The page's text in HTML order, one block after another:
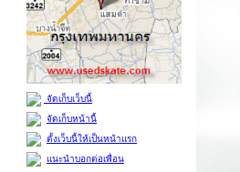
จัดเก็บเว็บนี้
จัดเก็บหน้านี้
ตั้งเว็บนี้ให้เป็นหน้าแรก
แนะนำบอกต่อเพื่อน